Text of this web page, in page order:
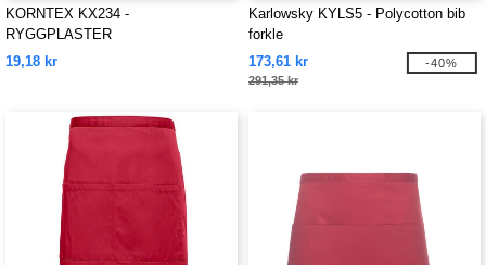
KORNTEX KX234 -
RYGGPLASTER
19,18 kr
Karlowsky KYLS5 - Polycotton bib
forkle
173,61 kr
291,35 kr
-40%